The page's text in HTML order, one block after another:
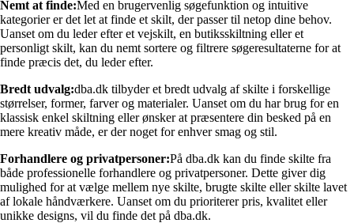
Nemt at finde:Med en brugervenlig søgefunktion og intuitive
kategorier er det let at finde et skilt, der passer til netop dine behov.
Uanset om du leder efter et vejskilt, en butiksskiltning eller et
personligt skilt, kan du nemt sortere og filtrere søgeresultaterne for at
finde præcis det, du leder efter.
Bredt udvalg:dba.dk tilbyder et bredt udvalg af skilte i forskellige
størrelser, former, farver og materialer. Uanset om du har brug for en
klassisk enkel skiltning eller ønsker at præsentere din besked på en
mere kreativ måde, er der noget for enhver smag og stil.
Forhandlere og privatpersoner:På dba.dk kan du finde skilte fra
både professionelle forhandlere og privatpersoner. Dette giver dig
mulighed for at vælge mellem nye skilte, brugte skilte eller skilte lavet
af lokale håndværkere. Uanset om du prioriterer pris, kvalitet eller
unikke designs, vil du finde det på dba.dk.